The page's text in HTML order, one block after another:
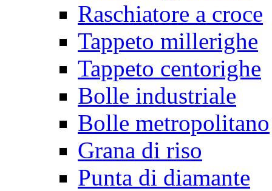
Raschiatore a croce
Tappeto millerighe
Tappeto centorighe
Bolle industriale
Bolle metropolitano
Grana di riso
Punta di diamante